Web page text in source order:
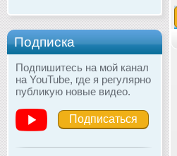
Подписка
Подпишитесь на мой канал
на YouTube, где я регулярно
публикую новые видео.
Подписаться